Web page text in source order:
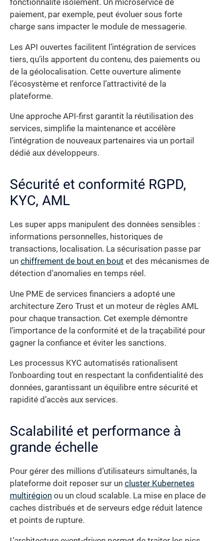
fonctionnalité isolément. Un microservice de
paiement, par exemple, peut évoluer sous forte
charge sans impacter le module de messagerie.
Les API ouvertes facilitent l’intégration de services
tiers, qu’ils apportent du contenu, des paiements ou
de la géolocalisation. Cette ouverture alimente
l’écosystème et renforce l’attractivité de la
plateforme.
Une approche API-first garantit la réutilisation des
services, simplifie la maintenance et accélère
l’intégration de nouveaux partenaires via un portail
dédié aux développeurs.
Sécurité et conformité RGPD,
KYC, AML
Les super apps manipulent des données sensibles :
informations personnelles, historiques de
transactions, localisation. La sécurisation passe par
un chiffrement de bout en bout et des mécanismes de
détection d’anomalies en temps réel.
Une PME de services financiers a adopté une
architecture Zero Trust et un moteur de règles AML
pour chaque transaction. Cet exemple démontre
l’importance de la conformité et de la traçabilité pour
gagner la confiance et éviter les sanctions.
Les processus KYC automatisés rationalisent
l’onboarding tout en respectant la confidentialité des
données, garantissant un équilibre entre sécurité et
rapidité d’accès aux services.
Scalabilité et performance à
grande échelle
Pour gérer des millions d’utilisateurs simultanés, la
plateforme doit reposer sur un cluster Kubernetes
multirégion ou un cloud scalable. La mise en place de
caches distribués et de serveurs edge réduit latence
et points de rupture.